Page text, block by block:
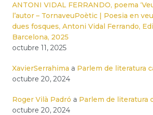
ANTONI VIDAL FERRANDO, poema
l’autor – TornaveuPoètic | Poesia en
dues fosques, Antoni Vidal Ferrando,
Barcelona, 2025
octubre 11, 2025
XavierSerrahima a Parlem de literatura
octubre 20, 2024
Roger Vilà Padró a Parlem de literatura
octubre 20, 2024